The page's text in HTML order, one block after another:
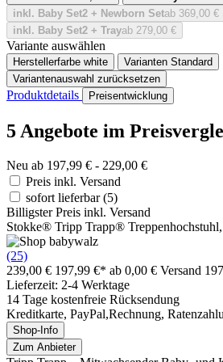
inkl. Baby Set2 + Newborn Setab 369,00 €
inkl. Baby Set2 + Trayab 279,00 €
Variante auswählen
Herstellerfarbe white Varianten Standard
Variantenauswahl zurücksetzen
Produktdetails Preisentwicklung
5 Angebote im
Neu ab 197,99 € - 229,00 €
Preis inkl. Versand
sofort lieferbar(5)
Billigster Preis inkl. Versand
Stokke® Tripp Trapp®
(25)
239,00 € 197,99 €* ab 0,00 € Versand
Lieferzeit: 2-4 Werktage
14 Tage kostenfreie Rücksendung
Kreditkarte, PayPal,Rechnung,
Shop-Info
Zum Anbieter